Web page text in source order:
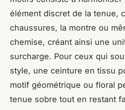
élément discret de la tenue,
chaussures, la montre ou
chemise, créant ainsi une
surcharge. Pour ceux qui
style, une ceinture en tissu
motif géométrique ou floral
tenue sobre tout en restant